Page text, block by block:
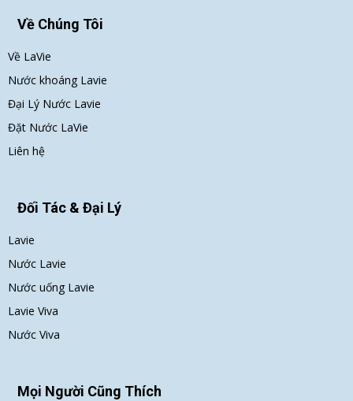
Về Chúng Tôi
Về LaVie
Nước khoáng Lavie
Đại Lý Nước Lavie
Đặt Nước LaVie
Liên hệ
Đối Tác & Đại Lý
Lavie
Nước Lavie
Nước uống Lavie
Lavie Viva
Nước Viva
Mọi Người Cũng Thích